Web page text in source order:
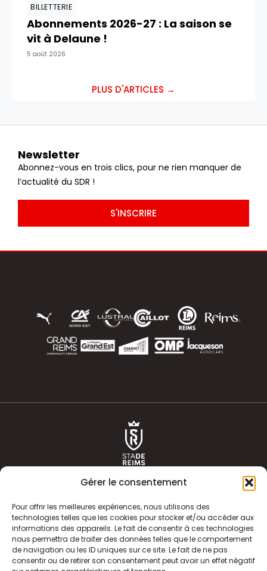
Gérer le consentement
Pour offrir les meilleures expériences, nous utilisons des
technologies telles que les cookies pour stocker et/ou accéder aux
informations des appareils. Le fait de consentir à ces technologies
nous permettra de traiter des données telles que le comportement
de navigation ou les ID uniques sur ce site. Le fait de ne pas
consentir ou de retirer son consentement peut avoir un effet négatif
BILLETTERIE
Abonnements 2026-27 : La saison se
vit à Delaune !
5 août 2026
PLUS D'ARTICLES →
Newsletter
Abonnez-vous en trois clics, pour ne rien manquer de
l’actualité du SDR !
S'INSCRIRE
ACTUALITÉS
CLUB
HISTOIRE
ÉQUIPE PREMIERE